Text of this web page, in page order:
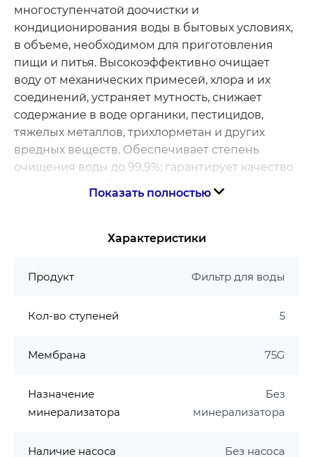
многоступенчатой доочистки и
кондиционирования воды в бытовых условиях,
в объеме, необходимом для приготовления
пищи и питья. Высокоэффективно очищает
воду от механических примесей, хлора и их
соединений, устраняет мутность, снижает
содержание в воде органики, пестицидов,
тяжелых металлов, трихлорметан и других
вредных веществ. Обеспечивает степень
очищения воды до 99,9%; гарантирует качество
набором картриджей (вспененный
гранулированного активированного угля
GAC-10, вспененный полипропилен до 5
обратноосмотической мембраной,
Показать полностью
Характеристики
Продукт Фильтр для воды
Кол-во ступеней 5
Мембрана 75G
Назначение
минерализатора
Без
минерализатора
Наличие насоса Без насоса